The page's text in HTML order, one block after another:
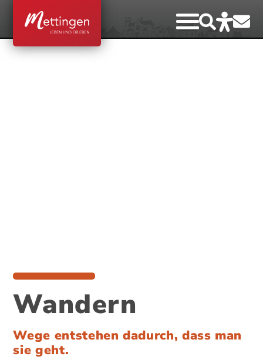
Wandern
Wege entstehen dadurch, dass man
sie geht.